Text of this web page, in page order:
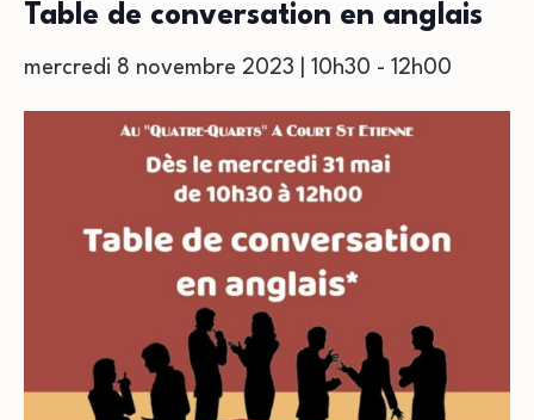
Table de conversation en anglais
mercredi 8 novembre 2023 | 10h30 - 12h00